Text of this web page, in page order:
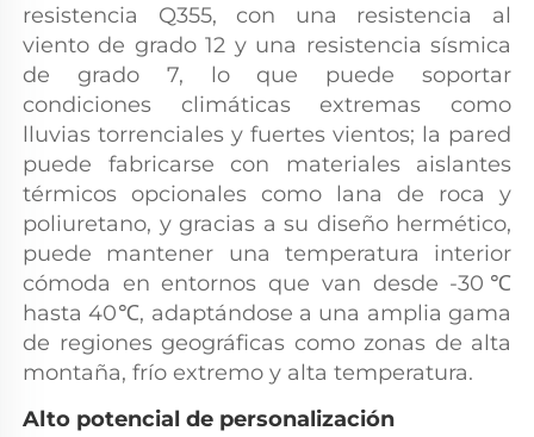
resistencia Q355, con una resistencia al
viento de grado 12 y una resistencia sísmica
de grado 7, lo que puede soportar
condiciones climáticas extremas como
lluvias torrenciales y fuertes vientos; la pared
puede fabricarse con materiales aislantes
térmicos opcionales como lana de roca y
poliuretano, y gracias a su diseño hermético,
puede mantener una temperatura interior
cómoda en entornos que van desde -30℃
hasta 40℃, adaptándose a una amplia gama
de regiones geográficas como zonas de alta
montaña, frío extremo y alta temperatura.
Alto potencial de personalización